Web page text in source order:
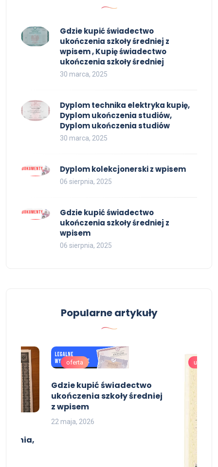
Gdzie kupić świadectwo
ukończenia szkoły średniej z
wpisem , Kupię świadectwo
ukończenia szkoły średniej
30 marca, 2025
Dyplom technika elektryka kupię,
Dyplom ukończenia studiów,
Dyplom ukończenia studiów
30 marca, 2025
Dyplom kolekcjonerski z wpisem
06 sierpnia, 2025
Gdzie kupić świadectwo
ukończenia szkoły średniej z
wpisem
06 sierpnia, 2025
Popularne artykuły
oferta
Gdzie kupić świadectwo
ukończenia szkoły średniej
z wpisem
22 maja, 2026
uslugi